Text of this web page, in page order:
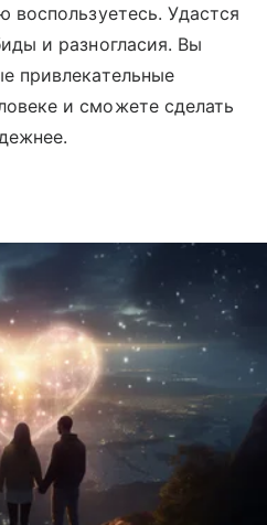
воспользуетесь. Удастся
и разногласия. Вы
привлекательные
и сможете сделать